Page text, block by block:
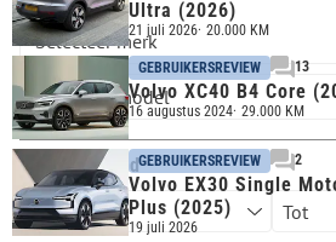
VOLVO
Kilometerstand
Ultra (2026)
21 juli 2026 20.000 KM
GEBRUIKERSREVIEW 13
Volvo XC40 B4 Core
16 augustus 2024 29.000 KM
GEBRUIKERSREVIEW 2
Volvo EX30 Single
Plus (2025)
19 juli 2026